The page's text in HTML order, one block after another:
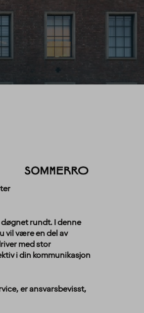
rundt. I denne
vil være en del av
med stor
i din kommunikasjon
er ansvarsbevisst,